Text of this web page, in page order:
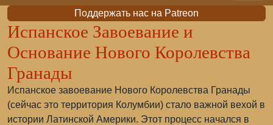
Поддержать нас на Patreon
Испанское Завоевание и
Основание Нового Королевства
Гранады
Испанское завоевание Нового Королевства Гранады
(сейчас это территория Колумбии) стало важной вехой в
истории Латинской Америки. Этот процесс начался в